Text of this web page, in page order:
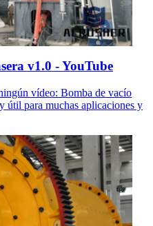
v1.0 - YouTube
vídeo: Bomba de vacío
útil para muchas aplicaciones y